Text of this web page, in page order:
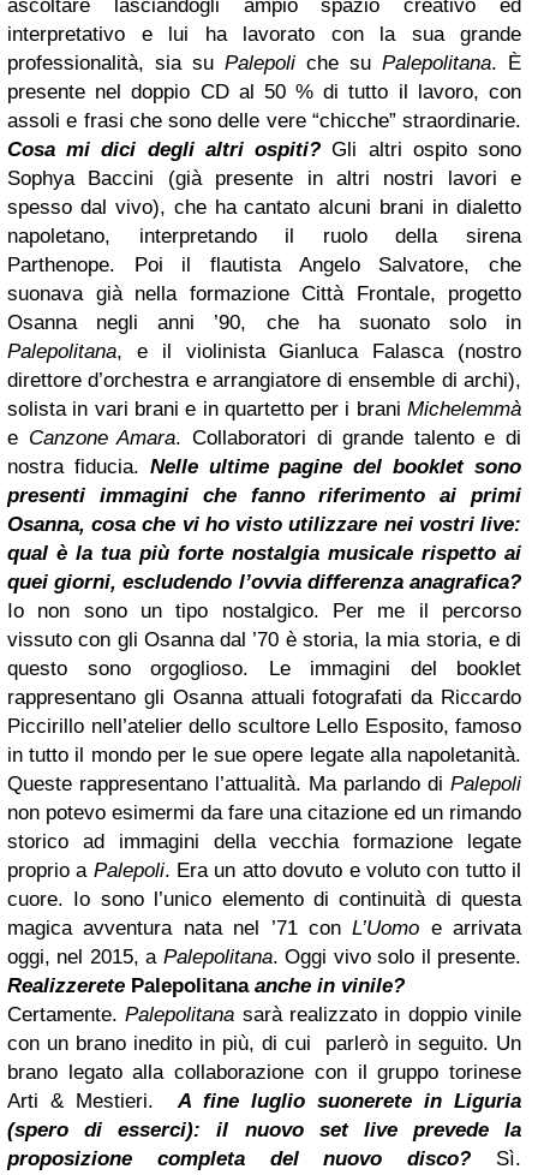
ascoltare lasciandogli ampio spazio creativo ed
interpretativo e lui ha lavorato con la sua grande
professionalità, sia su Palepoli che su Palepolitana. È
presente nel doppio CD al 50 % di tutto il lavoro, con
assoli e frasi che sono delle vere “chicche” straordinarie.
Cosa mi dici degli altri ospiti? Gli altri ospito sono
Sophya Baccini (già presente in altri nostri lavori e
spesso dal vivo), che ha cantato alcuni brani in dialetto
napoletano, interpretando il ruolo della sirena
Parthenope. Poi il flautista Angelo Salvatore, che
suonava già nella formazione Città Frontale, progetto
Osanna negli anni ’90, che ha suonato solo in
Palepolitana, e il violinista Gianluca Falasca (nostro
direttore d’orchestra e arrangiatore di ensemble di archi),
solista in vari brani e in quartetto per i brani Michelemmà
e Canzone Amara. Collaboratori di grande talento e di
nostra fiducia. Nelle ultime pagine del booklet sono
presenti immagini che fanno riferimento ai primi
Osanna, cosa che vi ho visto utilizzare nei vostri live:
qual è la tua più forte nostalgia musicale rispetto ai
quei giorni, escludendo l’ovvia differenza anagrafica?
Io non sono un tipo nostalgico. Per me il percorso
vissuto con gli Osanna dal ’70 è storia, la mia storia, e di
questo sono orgoglioso. Le immagini del booklet
rappresentano gli Osanna attuali fotografati da Riccardo
Piccirillo nell’atelier dello scultore Lello Esposito, famoso
in tutto il mondo per le sue opere legate alla napoletanità.
Queste rappresentano l’attualità. Ma parlando di Palepoli
non potevo esimermi da fare una citazione ed un rimando
storico ad immagini della vecchia formazione legate
proprio a Palepoli. Era un atto dovuto e voluto con tutto il
cuore. Io sono l’unico elemento di continuità di questa
magica avventura nata nel ’71 conL’Uomo e arrivata
oggi, nel 2015, a Palepolitana. Oggi vivo solo il presente.
Realizzerete Palepolitanaanche in vinile?
Certamente.Palepolitana sarà realizzato in doppio vinile
con un brano inedito in più, di cui parlerò in seguito. Un
brano legato alla collaborazione con il gruppo torinese
Arti & Mestieri.A fine luglio suonerete in Liguria
(spero di esserci): il nuovo set live prevede la
proposizione completa del nuovo disco?
Sì.